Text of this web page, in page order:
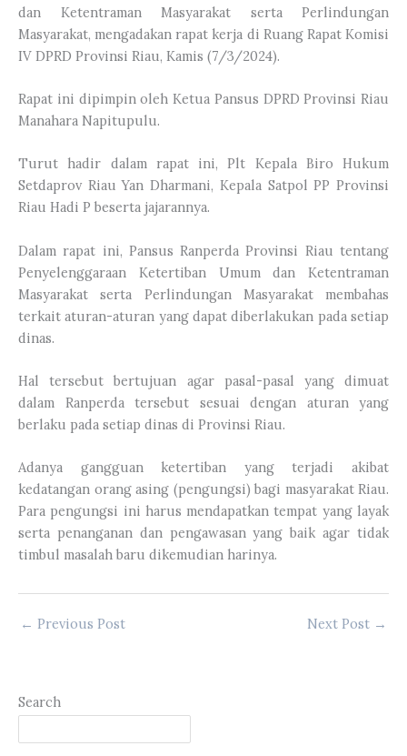
dan Ketentraman Masyarakat serta Perlindungan
Masyarakat, mengadakan rapat kerja di Ruang Rapat Komisi
IV DPRD Provinsi Riau, Kamis (7/3/2024).
Rapat ini dipimpin oleh Ketua Pansus DPRD Provinsi Riau
Manahara Napitupulu.
Turut hadir dalam rapat ini, Plt Kepala Biro Hukum
Setdaprov Riau Yan Dharmani, Kepala Satpol PP Provinsi
Riau Hadi P beserta jajarannya.
Dalam rapat ini, Pansus Ranperda Provinsi Riau tentang
Penyelenggaraan Ketertiban Umum dan Ketentraman
Masyarakat serta Perlindungan Masyarakat membahas
terkait aturan-aturan yang dapat diberlakukan pada setiap
dinas.
Hal tersebut bertujuan agar pasal-pasal yang dimuat
dalam Ranperda tersebut sesuai dengan aturan yang
berlaku pada setiap dinas di Provinsi Riau.
Adanya gangguan ketertiban yang terjadi akibat
kedatangan orang asing (pengungsi) bagi masyarakat Riau.
Para pengungsi ini harus mendapatkan tempat yang layak
serta penanganan dan pengawasan yang baik agar tidak
timbul masalah baru dikemudian harinya.
← Previous Post Next Post →
Search